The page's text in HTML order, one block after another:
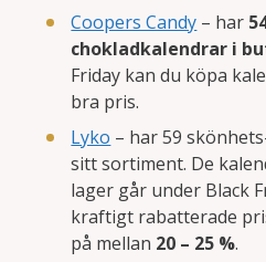
Coopers Candy – har
chokladkalendrar i
Friday kan du köpa
bra pris.
Lyko – har 59
sitt sortiment. De
lager går under Black
kraftigt rabatterade
på mellan 20 – 25 %.